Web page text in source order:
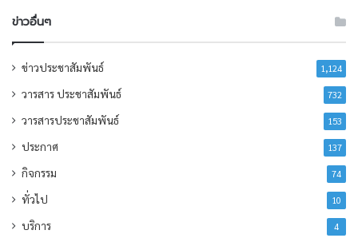
ข่าวอื่นๆ
ข่าวประชาสัมพันธ์ 1,124
วารสาร ประชาสัมพันธ์ 732
วารสารประชาสัมพันธ์ 153
ประกาศ 137
กิจกรรม 74
ทั่วไป 10
บริการ 4